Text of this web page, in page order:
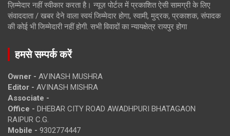
ज़िम्मेदार नहीं स्वीकार करता है। न्यूज़ पोर्टल में प्रकाशित ऐसी सामग्री के लिए
संवाददाता / खबर देने वाला स्वयं जिम्मेदार होगा, स्वामी, मुद्रक, प्रकाशक, संपादक
की कोई भी जिम्मेदारी नहीं होगी. सभी विवादों का न्यायक्षेत्र रायपुर होगा
हमसे सम्पर्क करें
Owner - AVINASH MUSHRA
Editor - AVINASH MISHRA
Associate -
Office - DHEBAR CITY ROAD AWADHPURI BHATAGAON
RAIPUR C.G.
Mobile - 9302774447